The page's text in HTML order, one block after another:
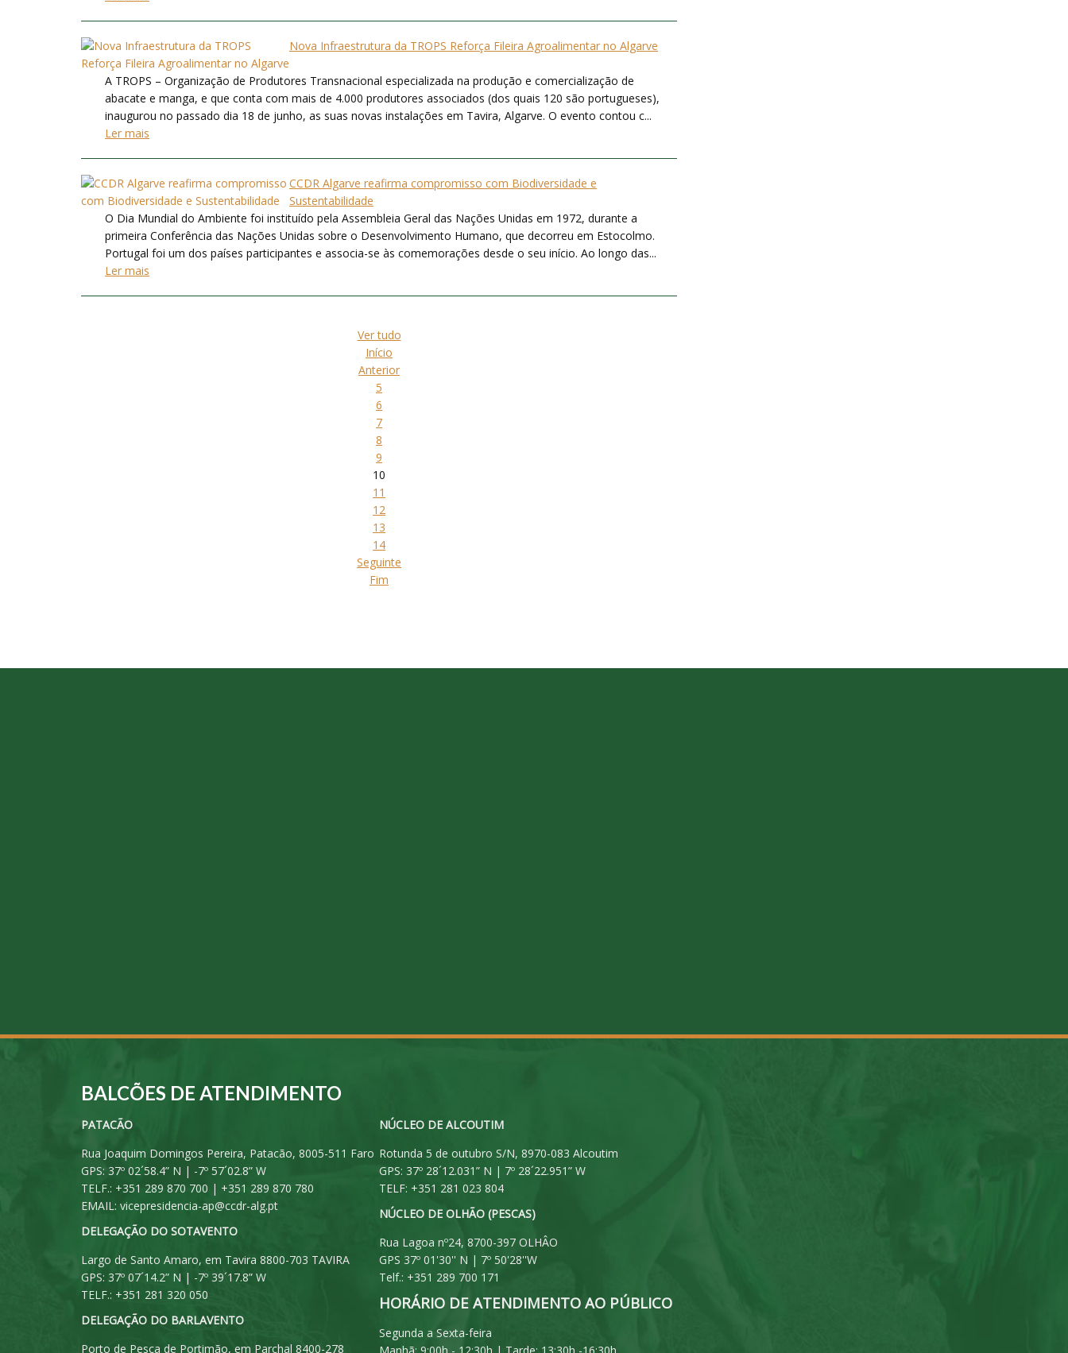
Nova Infraestrutura da TROPS Reforça Fileira Agroalimentar no Algarve
A TROPS – Organização de Produtores Transnacional especializada na produção e comercialização de
abacate e manga, e que conta com mais de 4.000 produtores associados (dos quais 120 são portugueses),
inaugurou no passado dia 18 de junho, as suas novas instalações em Tavira, Algarve. O evento contou c...
Ler mais
CCDR Algarve reafirma compromisso com Biodiversidade e
Sustentabilidade
O Dia Mundial do Ambiente foi instituído pela Assembleia Geral das Nações Unidas em 1972, durante a
primeira Conferência das Nações Unidas sobre o Desenvolvimento Humano, que decorreu em Estocolmo.
Portugal foi um dos países participantes e associa-se às comemorações desde o seu início. Ao longo das...
Ler mais
Ver tudo
Início
Anterior
5
6
7
8
9
10
11
12
13
14
Seguinte
Fim
BALCÕES DE ATENDIMENTO
PATACÃO
Rua Joaquim Domingos Pereira, Patacão, 8005-511 Faro
GPS: 37º 02´58.4” N | -7º 57´02.8” W
TELF.: +351 289 870 700 | +351 289 870 780
EMAIL: vicepresidencia-ap@ccdr-alg.pt
DELEGAÇÃO DO SOTAVENTO
Largo de Santo Amaro, em Tavira 8800-703 TAVIRA
GPS: 37º 07´14.2” N | -7º 39´17.8” W
TELF.: +351 281 320 050
DELEGAÇÃO DO BARLAVENTO
Porto de Pesca de Portimão, em Parchal 8400-278
NÚCLEO DE ALCOUTIM
Rotunda 5 de outubro S/N, 8970-083 Alcoutim
GPS: 37º 28´12.031” N | 7º 28´22.951” W
TELF: +351 281 023 804
NÚCLEO DE OLHÃO (PESCAS)
Rua Lagoa nº24, 8700-397 OLHÂO
GPS 37º 01'30'' N | 7º 50'28''W
Telf.: +351 289 700 171
HORÁRIO DE ATENDIMENTO AO PÚBLICO
Segunda a Sexta-feira